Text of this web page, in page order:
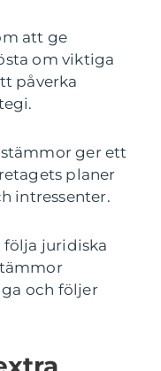
att ge
om viktiga
påverka
ger ett
planer
intressenter.
följa juridiska
och följer